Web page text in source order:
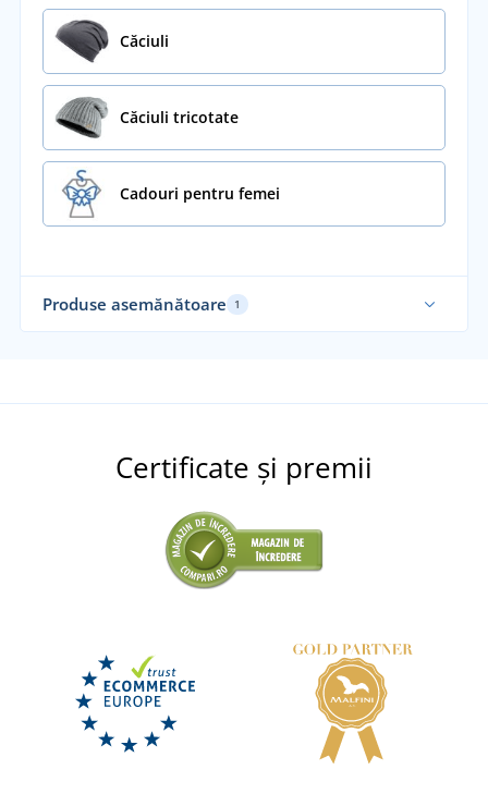
Căciuli
Căciuli tricotate
Cadouri pentru femei
Produse asemănătoare 1
Fes tricotat cu broderie Cal
Certificate și premii